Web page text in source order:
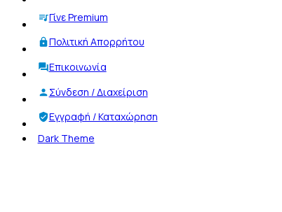
Γίνε Premium
Πολιτική Απορρήτου
Επικοινωνία
Σύνδεση / Διαχείριση
Εγγραφή / Καταχώρηση
Dark Theme